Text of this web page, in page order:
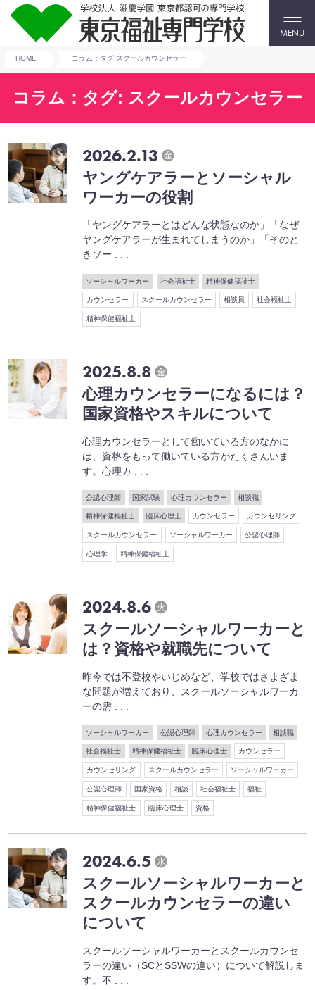
MENU
HOME コラム：タグ スクールカウンセラー
コラム：タグ: スクールカウンセラー
2026.2.13 金
ヤングケアラーとソーシャル
ワーカーの役割
「ヤングケアラーとはどんな状態なのか」「なぜ
ヤングケアラーが生まれてしまうのか」「そのと
きソー . . .
ソーシャルワーカー 社会福祉士 精神保健福祉士
カウンセラー スクールカウンセラー 相談員 社会福祉士
精神保健福祉士
2025.8.8 金
心理カウンセラーになるには？
国家資格やスキルについて
心理カウンセラーとして働いている方のなかに
は、資格をもって働いている方がたくさんいま
す。心理カ . . .
公認心理師 国家試験 心理カウンセラー 相談職
精神保健福祉士 臨床心理士 カウンセラー カウンセリング
スクールカウンセラー ソーシャルワーカー 公認心理師
心理学 精神保健福祉士
2024.8.6 火
スクールソーシャルワーカーと
は？資格や就職先について
昨今では不登校やいじめなど、学校ではさまざま
な問題が増えており、スクールソーシャルワーカ
ーの需 . . .
ソーシャルワーカー 公認心理師 心理カウンセラー 相談職
社会福祉士 精神保健福祉士 臨床心理士 カウンセラー
カウンセリング スクールカウンセラー ソーシャルワーカー
公認心理師 国家資格 相談 社会福祉士 福祉
精神保健福祉士 臨床心理士 資格
2024.6.5 水
スクールソーシャルワーカーと
スクールカウンセラーの違い
について
スクールソーシャルワーカーとスクールカウンセ
ラーの違い（SCとSSWの違い）について解説しま
す。不 . . .